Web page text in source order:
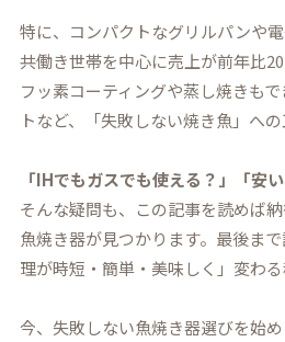
特に、コンパクトなグリルパンや電
共働き世帯を中心に売上が前年比
フッ素コーティングや蒸し焼きも
トなど、「失敗しない焼き魚」への
「IHでもガスでも使える？」「安
そんな疑問も、この記事を読めば
魚焼き器が見つかります。最後ま
理が時短・簡単・美味しく」変わる
今、失敗しない魚焼き器選びを始め